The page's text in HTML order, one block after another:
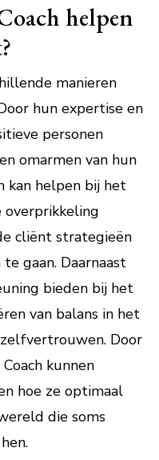
helpen
manieren
hun expertise en
personen
omarmen van hun
kan helpen bij het
overprikkeling
cliënt strategieën
gaan. Daarnaast
bieden bij het
van balans in het
Door
kunnen
hoe ze optimaal
die soms